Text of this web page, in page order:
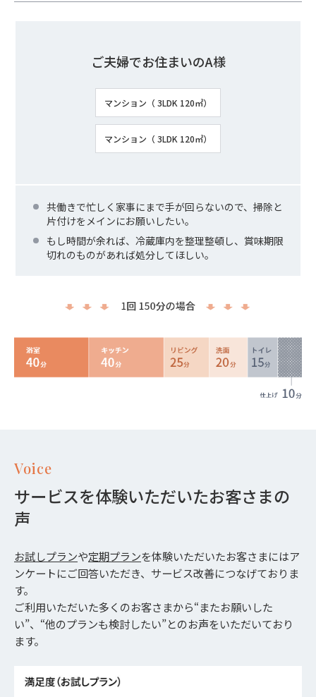
ご夫婦でお住まいのA様
マンション（ 3LDK 120㎡）
マンション（ 3LDK 120㎡）
共働きで忙しく家事にまで手が回らないので、掃除と
片付けをメインにお願いしたい。
もし時間が余れば、冷蔵庫内を整理整頓し、賞味期限
切れのものがあれば処分してほしい。
Voice
サービスを体験いただいたお客さまの
声
お試しプランや定期プランを体験いただいたお客さまにはア
ンケートにご回答いただき、サービス改善につなげておりま
す。
ご利用いただいた多くのお客さまから“またお願いした
い”、“他のプランも検討したい”とのお声をいただいており
ます。